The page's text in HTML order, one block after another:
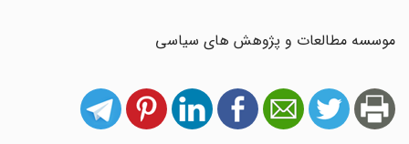
موسسه مطالعات و پژوهش های سیاسی